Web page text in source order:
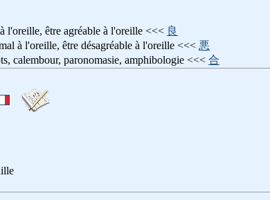
l'oreille, être agréable à l'oreille <<< 良
à l'oreille, être désagréable à l'oreille <<< 悪
calembour, paronomasie, amphibologie <<< 合